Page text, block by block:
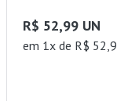
R$ 52,99 UN
em 1x de R$